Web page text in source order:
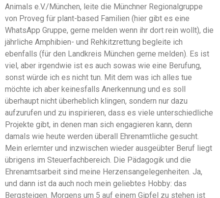
Animals e.V./München, leite die Münchner Regionalgruppe
von Proveg für plant-based Familien (hier gibt es eine
WhatsApp Gruppe, gerne melden wenn ihr dort rein wollt), die
jährliche Amphibien- und Rehkitzrettung begleite ich
ebenfalls (für den Landkreis München gerne melden). Es ist
viel, aber irgendwie ist es auch sowas wie eine Berufung,
sonst würde ich es nicht tun. Mit dem was ich alles tue
möchte ich aber keinesfalls Anerkennung und es soll
überhaupt nicht überheblich klingen, sondern nur dazu
aufzurufen und zu inspirieren, dass es viele unterschiedliche
Projekte gibt, in denen man sich engagieren kann, denn
damals wie heute werden überall Ehrenamtliche gesucht.
Mein erlernter und inzwischen wieder ausgeübter Beruf liegt
übrigens im Steuerfachbereich. Die Pädagogik und die
Ehrenamtsarbeit sind meine Herzensangelegenheiten. Ja,
und dann ist da auch noch mein geliebtes Hobby: das
Bergsteigen. Morgens um 5 auf einem Gipfel zu stehen ist